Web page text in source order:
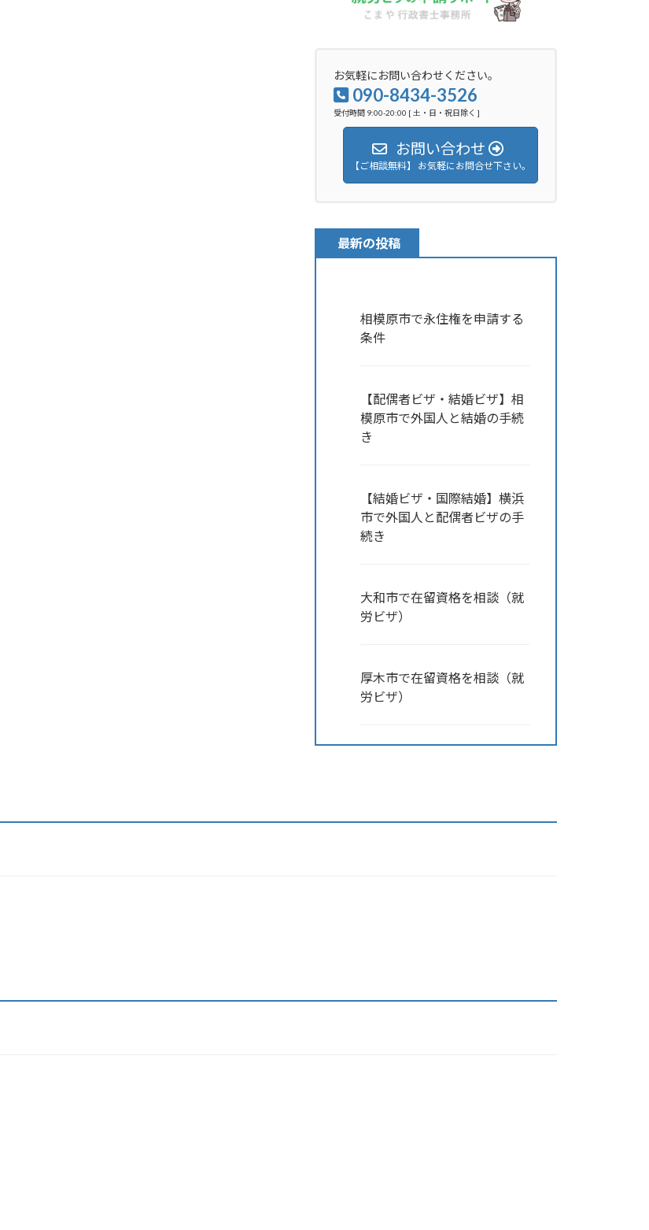
お気軽にお問い合わせください。
090-8434-3526
受付時間 9:00-20:00 [ 土・日・祝日除く ]
お問い合わせ
【ご相談無料】 お気軽にお問合せ下さい。
最新の投稿
相模原市で永住権を申請する
条件
【配偶者ビザ・結婚ビザ】相
模原市で外国人と結婚の手続
き
【結婚ビザ・国際結婚】横浜
市で外国人と配偶者ビザの手
続き
大和市で在留資格を相談（就
労ビザ）
厚木市で在留資格を相談（就
労ビザ）